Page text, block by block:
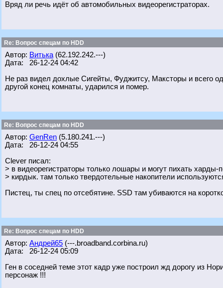
Вряд ли речь идёт об автомобильных видеорегистраторах.
Re: Вопрос спецам по HDD
Автор: Витька (62.192.242.---)
Дата: 26-12-24 04:42
Не раз видел дохлые Сигейты, Фуджитсу, Максторы и всего
другой конец комнаты, ударился и помер.
Re: Вопрос спецам по HDD
Автор: GenRen (5.180.241.---)
Дата: 26-12-24 04:55
Clever писал:
> в видеорегистраторы только лошары и могут пихать харды-
> кирдык. там только твердотельные накопители
Пистец, ты спец по отсебятине. SSD там убиваются на
Re: Вопрос спецам по HDD
Автор: Андрей65 (---.broadband.corbina.ru)
Дата: 26-12-24 05:09
Ген в соседней теме этот кадр уже построил жд дорогу из
персонаж !!!